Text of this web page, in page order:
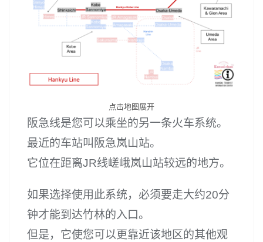
点击地图展开
阪急线是您可以乘坐的另一条火车系统。
最近的车站叫阪急岚山站。
它位在距离JR线嵯峨岚山站较远的地方。
如果选择使用此系统，必须要走大约20分
钟才能到达竹林的入口。
但是，它使您可以更靠近该地区的其他观